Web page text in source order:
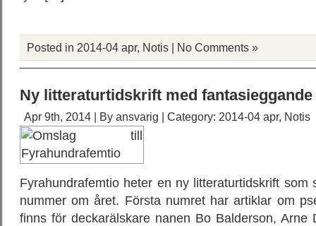
Posted in 2014-04 apr, Notis | No Comments »
Ny litteraturtidskrift med fantasieggande
Apr 9th, 2014 | By ansvarig | Category: 2014-04 apr, Notis
Fyrahundrafemtio heter en ny litteraturtidskrift som
nummer om året. Första numret har artiklar om
finns för deckarälskare nanen Bo Balderson, Arne